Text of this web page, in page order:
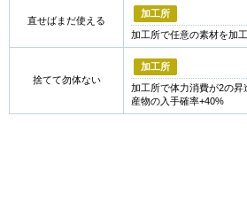
直せばまだ使える
加工所
加工所で任意の素材を加
捨てて勿体ない
加工所
加工所で体力消費が2の昇
産物の入手確率+40%